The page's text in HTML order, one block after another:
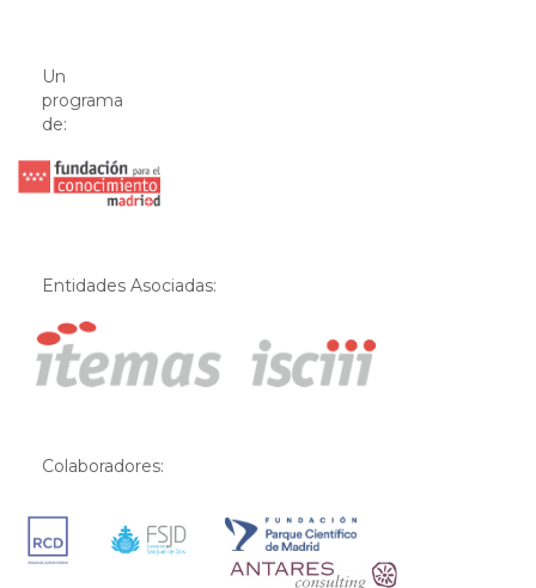
Un
programa
de:
Entidades Asociadas:
Colaboradores: